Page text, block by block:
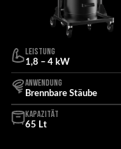
LEISTUNG
1,8 – 4 kW
ANWENDUNG
Brennbare Stäube
KAPAZITÄT
65 Lt